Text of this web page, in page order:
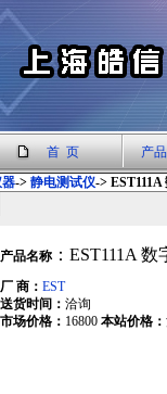
首 页
产
-> 静电测试仪->
产品名称 ：EST111A
厂 商： EST
送货时间： 洽询
市场价格： 16800 本站价格：